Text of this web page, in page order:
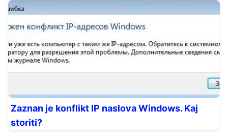
Zaznan je konflikt IP naslova Windows. Kaj
storiti?